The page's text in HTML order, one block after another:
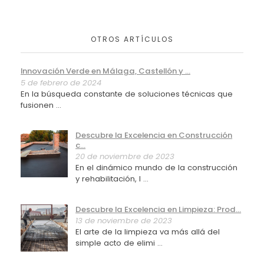
OTROS ARTÍCULOS
Innovación Verde en Málaga, Castellón y ...
5 de febrero de 2024
En la búsqueda constante de soluciones técnicas que
fusionen ...
Descubre la Excelencia en Construcción
c...
20 de noviembre de 2023
En el dinámico mundo de la construcción
y rehabilitación, l ...
Descubre la Excelencia en Limpieza: Prod...
13 de noviembre de 2023
El arte de la limpieza va más allá del
simple acto de elimi ...